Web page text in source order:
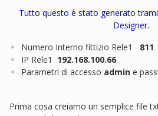
Tutto questo è stato generato
Designer.
Numero Interno fittizio Rele1 811
IP Rele1 192.168.100.66
Parametri di accesso admin e
Prima cosa creiamo un semplice file